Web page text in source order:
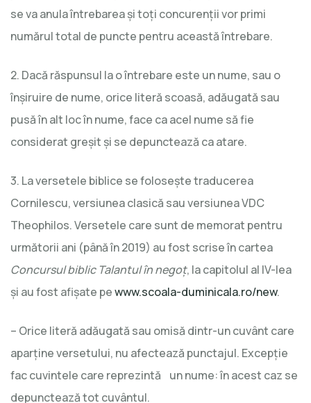
se va anula întrebarea şi toţi concurenţii vor primi
numărul total de puncte pentru această întrebare.
2. Dacă răspunsul la o întrebare este un nume, sau o
înşiruire de nume, orice literă scoasă, adăugată sau
pusă în alt loc în nume, face ca acel nume să fie
considerat greşit şi se depunctează ca atare.
3. La versetele biblice se foloseşte traducerea
Cornilescu, versiunea clasică sau versiunea VDC
Theophilos. Versetele care sunt de memorat pentru
următorii ani (până în 2019) au fost scrise în cartea
Concursul biblic Talantul în negoţ, la capitolul al IV-lea
şi au fost afişate pewww.scoala-duminicala.ro/new.
– Orice literă adăugată sau omisă dintr-un cuvânt care
aparţine versetului, nu afectează punctajul. Excepţie
fac cuvintele care reprezintă un nume: în acest caz se
depunctează tot cuvântul.